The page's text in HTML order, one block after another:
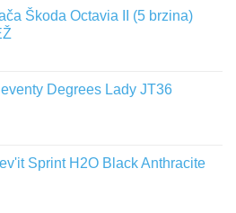
Škoda Octavia II (5 brzina)
Degrees Lady JT36
Sprint H2O Black Anthracite